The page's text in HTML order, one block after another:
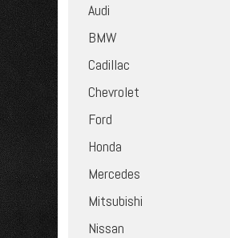
Audi
BMW
Cadillac
Chevrolet
Ford
Honda
Mercedes
Mitsubishi
Nissan